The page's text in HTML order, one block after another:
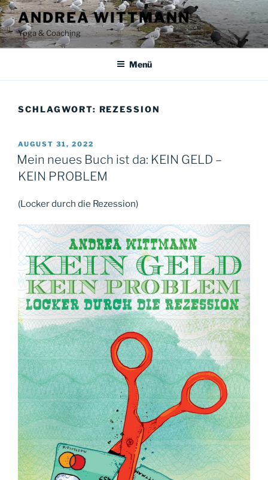
Zum
Inhalt
springen
ANDREA WITTMANN
Yoga & Coaching
Menü
SCHLAGWORT: REZESSION
VERÖFFENTLICHT
AM
AUGUST 31, 2022
Mein neues Buch ist da: KEIN GELD –
KEIN PROBLEM
(Locker durch die Rezession)